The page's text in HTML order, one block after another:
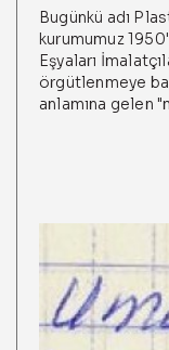
Bugünkü adı
kurumumuz
Eşyaları
örgütlenmeye
anlamına gelen